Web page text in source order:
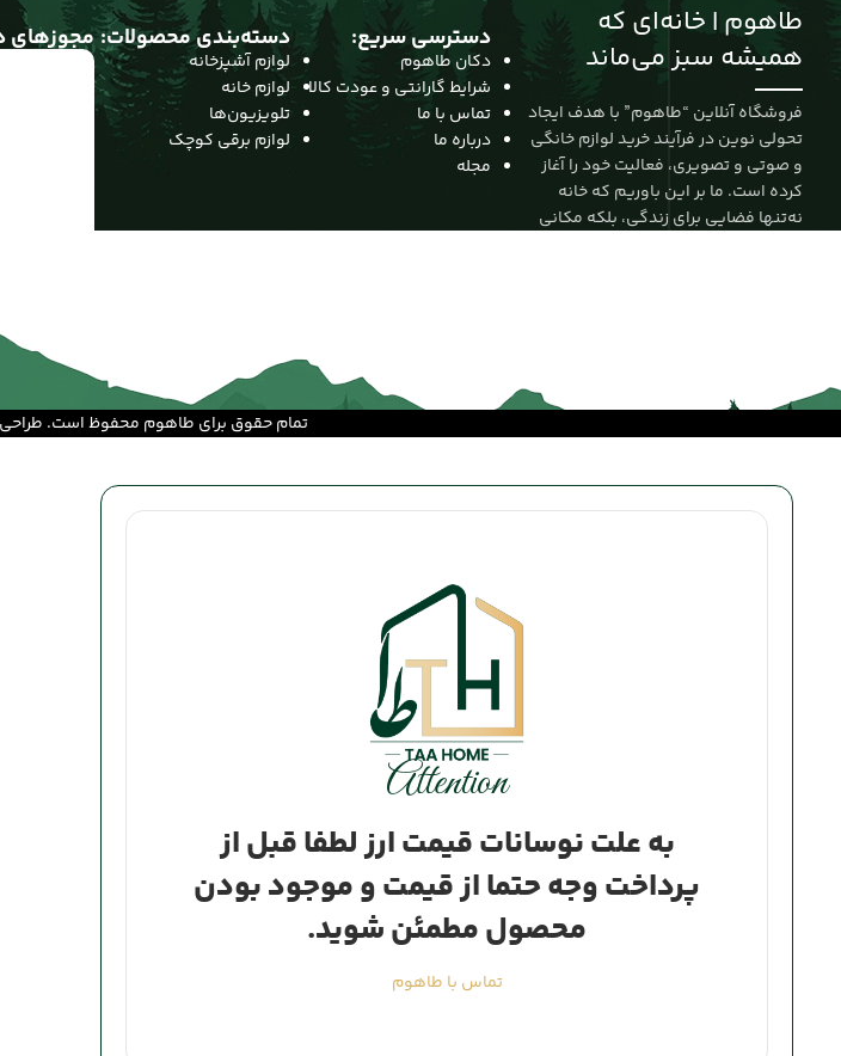
طاهوم | خانه‌ای که
همیشه سبز می‌ماند
فروشگاه آنلاین “طاهوم” با هدف ایجاد
تحولی نوین در فرآیند خرید لوازم خانگی
و صوتی و تصویری، فعالیت خود را آغاز
کرده است. ما بر این باوریم که خانه
نه‌تنها فضایی برای زندگی، بلکه مکانی
دسترسی سریع:
دکان طاهوم
شرایط گارانتی و عودت کالا
تماس با ما
درباره ما
مجله
دسته‌بندی محصولات:
لوازم آشپزخانه
لوازم خانه
تلویزیون‌ها
لوازم برقی کوچک
مجوزهای
تمام حقوق برای طاهوم محفوظ است.
Attention
به علت نوسانات قیمت ارز لطفا قبل از
پرداخت وجه حتما از قیمت و موجود بودن
محصول مطمئن شوید.
تماس با طاهوم